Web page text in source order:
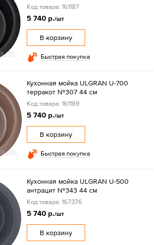
Код товара: 161187
5 740 р./шт
В корзину
Быстрая покупка
Кухонная мойка ULGRAN U-700
терракот №307 44 см
Код товара: 161189
5 740 р./шт
В корзину
Быстрая покупка
Кухонная мойка ULGRAN U-500
антрацит №343 44 см
Код товара: 167376
5 740 р./шт
В корзину